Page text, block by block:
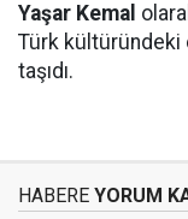
Yaşar Kemal
Türk kültüründeki
taşıdı.
HABERE YORUM